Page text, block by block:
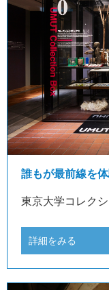
誰もが最前線を
東京大学コレク
詳細をみる